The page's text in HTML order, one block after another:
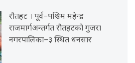
रौतहट । पूर्व–पश्चिम महेन्द्र
राजमार्गअन्तर्गत रौतहटको गुजरा
नगरपालिका–३ स्थित धनसार